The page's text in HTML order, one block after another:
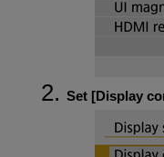
Set [Display